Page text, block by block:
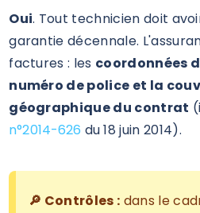
Oui. Tout technicien doit
garantie décennale.
factures : les coordonnées
numéro de police et la
géographique du contrat
n°2014-626 du 18 juin 2014).
🔎 Contrôles : dans le